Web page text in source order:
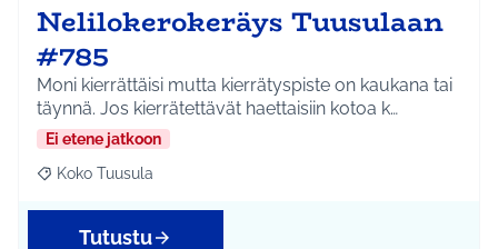
Nelilokerokeräys Tuusulaan
#785
Moni kierrättäisi mutta kierrätyspiste on kaukana tai
täynnä. Jos kierrätettävät haettaisiin kotoa k…
Ei etene jatkoon
Rajaa tulokset aihepiirin mukaan: Koko Tuusula
Koko Tuusula
Tutustu